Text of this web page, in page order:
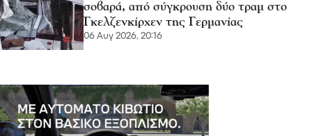
σοβαρά, από σύγκρουση δύο τραμ στο
Γκελζενκίρχεν της Γερμανίας
06 Αυγ 2026, 20:16